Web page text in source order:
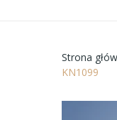
Strona
KN1099